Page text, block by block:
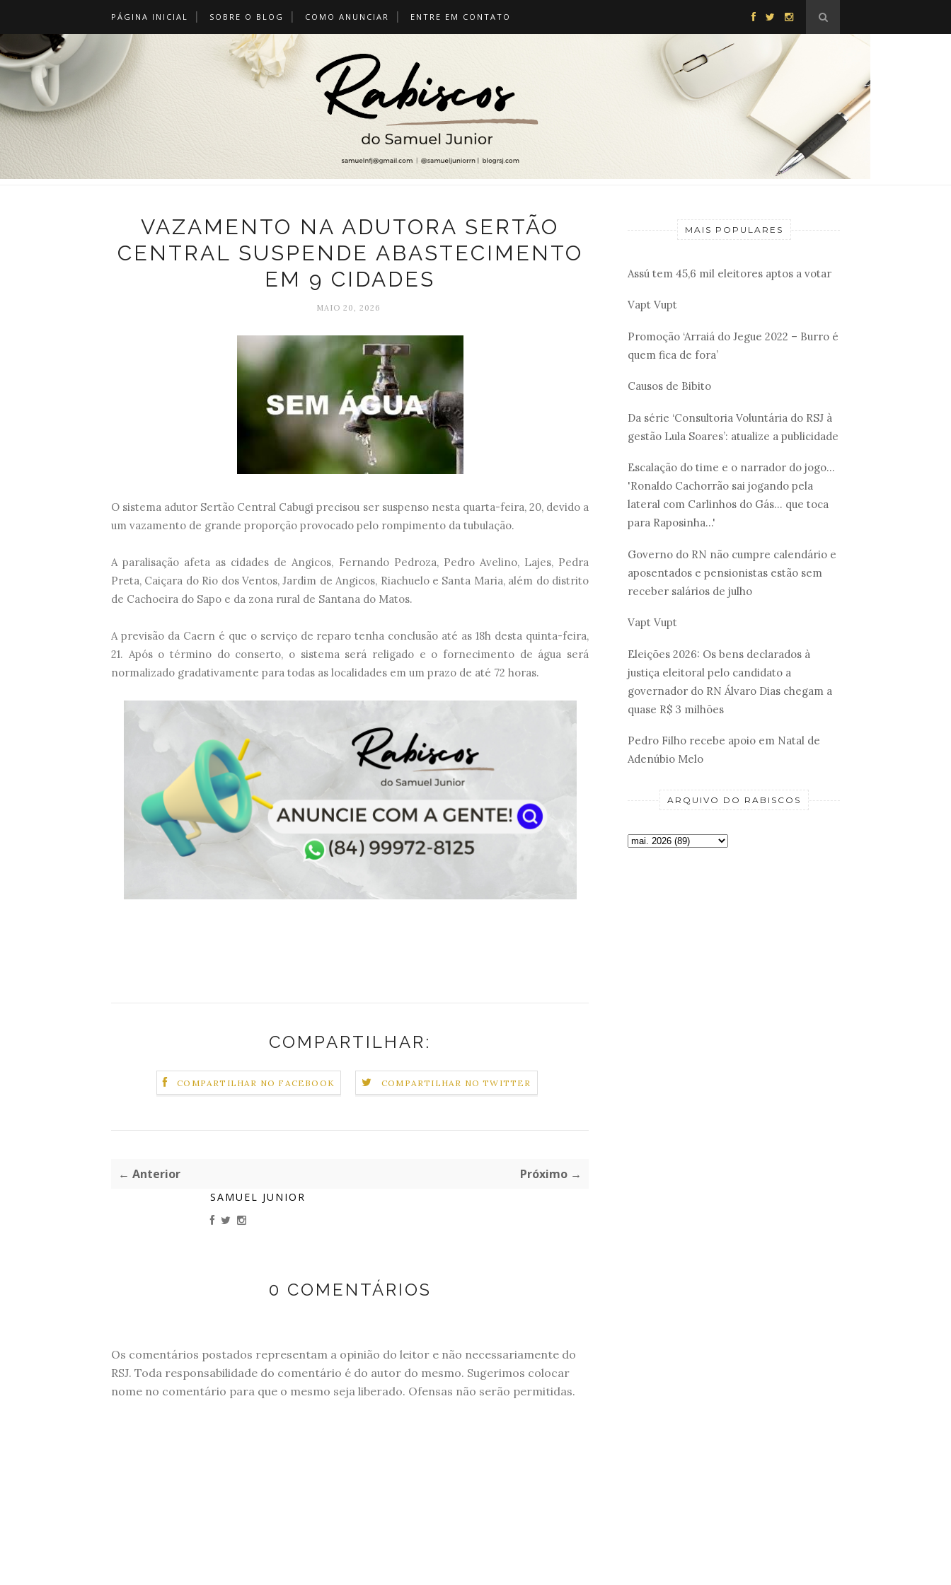
PÁGINA INICIAL SOBRE O BLOG COMO ANUNCIAR ENTRE EM CONTATO
VAZAMENTO NA ADUTORA SERTÃO
CENTRAL SUSPENDE ABASTECIMENTO
EM 9 CIDADES
MAIO 20, 2026
O sistema adutor Sertão Central Cabugi precisou ser suspenso nesta quarta-feira, 20, devido a
um vazamento de grande proporção provocado pelo rompimento da tubulação.
A paralisação afeta as cidades de Angicos, Fernando Pedroza, Pedro Avelino, Lajes, Pedra
Preta, Caiçara do Rio dos Ventos, Jardim de Angicos, Riachuelo e Santa Maria, além do distrito
de Cachoeira do Sapo e da zona rural de Santana do Matos.
A previsão da Caern é que o serviço de reparo tenha conclusão até as 18h desta quinta-feira,
21. Após o término do conserto, o sistema será religado e o fornecimento de água será
normalizado gradativamente para todas as localidades em um prazo de até 72 horas.
COMPARTILHAR:
COMPARTILHAR NO FACEBOOK COMPARTILHAR NO TWITTER
← Anterior Próximo →
SAMUEL JUNIOR
0 COMENTÁRIOS
Os comentários postados representam a opinião do leitor e não necessariamente do
RSJ. Toda responsabilidade do comentário é do autor do mesmo. Sugerimos colocar
nome no comentário para que o mesmo seja liberado. Ofensas não serão permitidas.
MAIS POPULARES
Assú tem 45,6 mil eleitores aptos a votar
Vapt Vupt
Promoção ‘Arraiá do Jegue 2022 – Burro é
quem fica de fora’
Causos de Bibito
Da série ‘Consultoria Voluntária do RSJ à
gestão Lula Soares’: atualize a publicidade
Escalação do time e o narrador do jogo...
'Ronaldo Cachorrão sai jogando pela
lateral com Carlinhos do Gás... que toca
para Raposinha...'
Governo do RN não cumpre calendário e
aposentados e pensionistas estão sem
receber salários de julho
Vapt Vupt
Eleições 2026: Os bens declarados à
justiça eleitoral pelo candidato a
governador do RN Álvaro Dias chegam a
quase R$ 3 milhões
Pedro Filho recebe apoio em Natal de
Adenúbio Melo
ARQUIVO DO RABISCOS